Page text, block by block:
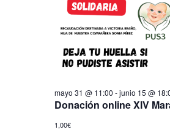
Donación online XIV
mayo 31 @ 11:00 -junio 15 @
1,00€